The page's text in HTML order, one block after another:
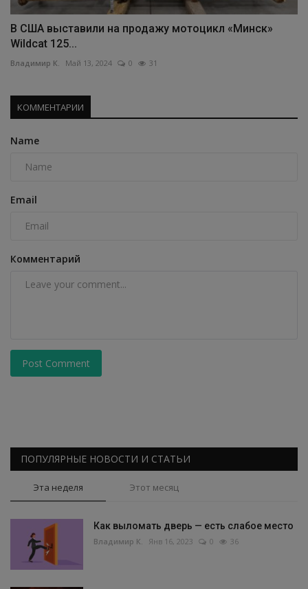
В США выставили на продажу мотоцикл «Минск»
Wildcat 125...
Владимир К. Май 13, 2024 0 31
КОММЕНТАРИИ
Name
Email
Комментарий
Post Comment
ПОПУЛЯРНЫЕ НОВОСТИ И СТАТЬИ
Эта неделя Этот месяц
Как выломать дверь — есть слабое место
Владимир К. Янв 16, 2023 0 36